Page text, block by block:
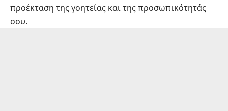
προέκταση της γοητείας και της προσωπικότητάς
σου.